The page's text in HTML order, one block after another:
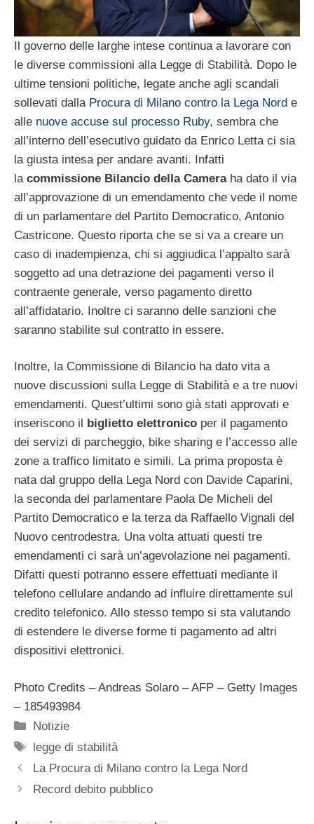
Il governo delle larghe intese continua a lavorare con
le diverse commissioni alla Legge di Stabilità. Dopo le
ultime tensioni politiche, legate anche agli scandali
sollevati dalla Procura di Milano contro la Lega Nord e
alle nuove accuse sul processo Ruby, sembra che
all’interno dell’esecutivo guidato da Enrico Letta ci sia
la giusta intesa per andare avanti. Infatti
la commissione Bilancio della Cameraha dato il via
all’approvazione di un emendamento che vede il nome
di un parlamentare del Partito Democratico, Antonio
Castricone. Questo riporta che se si va a creare un
caso di inadempienza, chi si aggiudica l’appalto sarà
soggetto ad una detrazione dei pagamenti verso il
contraente generale, verso pagamento diretto
all’affidatario. Inoltre ci saranno delle sanzioni che
saranno stabilite sul contratto in essere.
Inoltre, la Commissione di Bilancio ha dato vita a
nuove discussioni sulla Legge di Stabilità e a tre nuovi
emendamenti. Quest’ultimi sono già stati approvati e
inseriscono il
biglietto elettronico per il pagamento
dei servizi di parcheggio, bike sharing e l’accesso alle
zone a traffico limitato e simili. La prima proposta è
nata dal gruppo della Lega Nord con Davide Caparini,
la seconda del parlamentare Paola De Micheli del
Partito Democratico e la terza da Raffaello Vignali del
Nuovo centrodestra. Una volta attuati questi tre
emendamenti ci sarà un’agevolazione nei pagamenti.
Difatti questi potranno essere effettuati mediante il
telefono cellulare andando ad influire direttamente sul
credito telefonico. Allo stesso tempo si sta valutando
di estendere le diverse forme ti pagamento ad altri
dispositivi elettronici.
Photo Credits – Andreas Solaro – AFP – Getty Images
– 185493984
Categorie
Notizie
Tag
legge di stabilità
La Procura di Milano contro la Lega Nord
Record debito pubblico